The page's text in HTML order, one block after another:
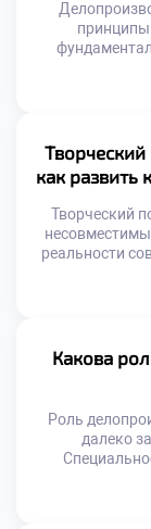
принципы
сегодня
определяют
Доверие к
принципах.
поведения
как развить
Творческий
реальности
простого
Какова
Роль
далеко